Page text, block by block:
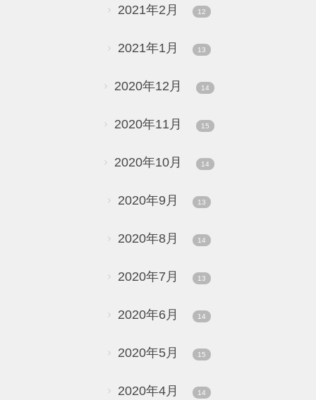
2021年2月 12
2021年1月 13
2020年12月 14
2020年11月 15
2020年10月 14
2020年9月 13
2020年8月 14
2020年7月 13
2020年6月 14
2020年5月 15
2020年4月 14